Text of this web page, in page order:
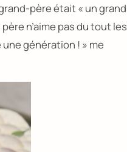
père était « un grand
père n’aime pas du tout les
une génération ! » me